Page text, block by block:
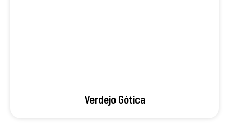
Verdejo Gótica